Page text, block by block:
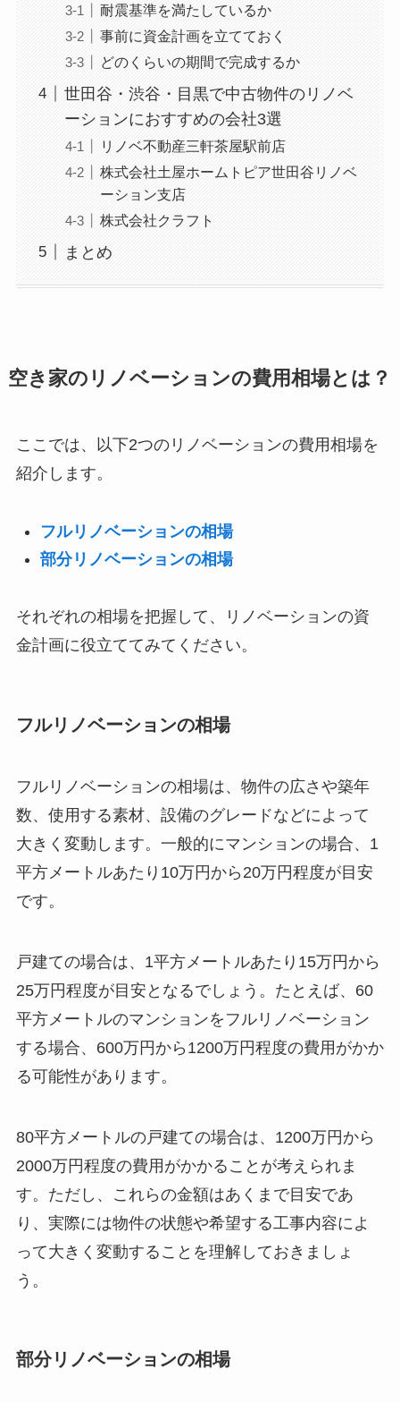
耐震基準を満たしているか
事前に資金計画を立てておく
どのくらいの期間で完成するか
世田谷・渋谷・目黒で中古物件のリノベ
ーションにおすすめの会社3選
リノベ不動産三軒茶屋駅前店
株式会社土屋ホームトピア世田谷リノベ
ーション支店
株式会社クラフト
まとめ
空き家のリノベーションの費用相場とは？
ここでは、以下2つのリノベーションの費用相場を
紹介します。
フルリノベーションの相場
部分リノベーションの相場
それぞれの相場を把握して、リノベーションの資
金計画に役立ててみてください。
フルリノベーションの相場
フルリノベーションの相場は、物件の広さや築年
数、使用する素材、設備のグレードなどによって
大きく変動します。一般的にマンションの場合、1
平方メートルあたり10万円から20万円程度が目安
です。
戸建ての場合は、1平方メートルあたり15万円から
25万円程度が目安となるでしょう。たとえば、60
平方メートルのマンションをフルリノベーション
する場合、600万円から1200万円程度の費用がかか
る可能性があります。
80平方メートルの戸建ての場合は、1200万円から
2000万円程度の費用がかかることが考えられま
す。ただし、これらの金額はあくまで目安であ
り、実際には物件の状態や希望する工事内容によ
って大きく変動することを理解しておきましょ
う。
部分リノベーションの相場